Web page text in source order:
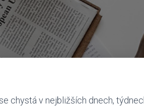
chystá v nejbližších dnech,